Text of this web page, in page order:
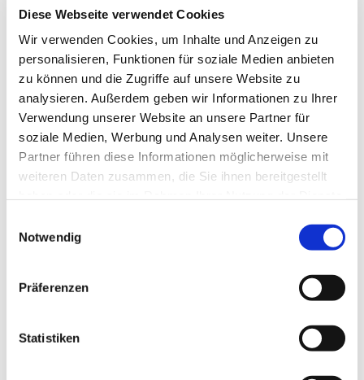
Diese Webseite verwendet Cookies
Wir verwenden Cookies, um Inhalte und Anzeigen zu
personalisieren, Funktionen für soziale Medien anbieten
zu können und die Zugriffe auf unsere Website zu
analysieren. Außerdem geben wir Informationen zu Ihrer
Verwendung unserer Website an unsere Partner für
soziale Medien, Werbung und Analysen weiter. Unsere
Partner führen diese Informationen möglicherweise mit
weiteren Daten zusammen, die Sie ihnen bereitgestellt
Notwendig
Präferenzen
Statistiken